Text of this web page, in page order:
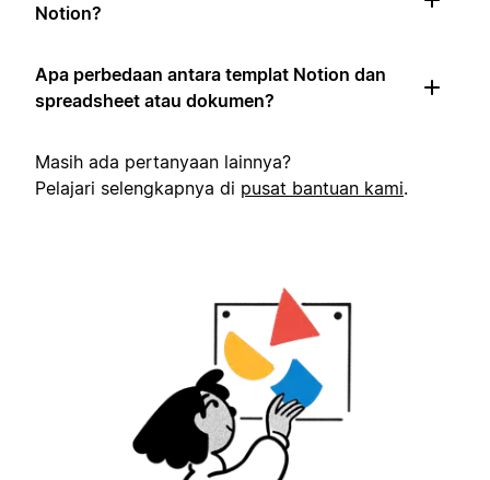
Notion?
Apa perbedaan antara templat Notion dan
spreadsheet atau dokumen?
Masih ada pertanyaan lainnya?
Pelajari selengkapnya di pusat bantuan kami.